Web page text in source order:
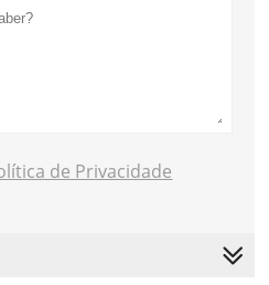
de Privacidade